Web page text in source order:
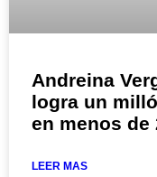
Andreina
logra un
en menos de
LEER MAS